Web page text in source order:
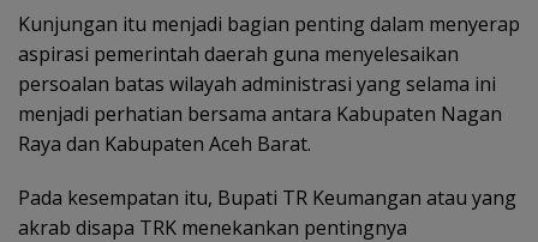
Kunjungan itu menjadi bagian penting dalam menyerap
aspirasi pemerintah daerah guna menyelesaikan
persoalan batas wilayah administrasi yang selama ini
menjadi perhatian bersama antara Kabupaten Nagan
Raya dan Kabupaten Aceh Barat.
Pada kesempatan itu, Bupati TR Keumangan atau yang
akrab disapa TRK menekankan pentingnya